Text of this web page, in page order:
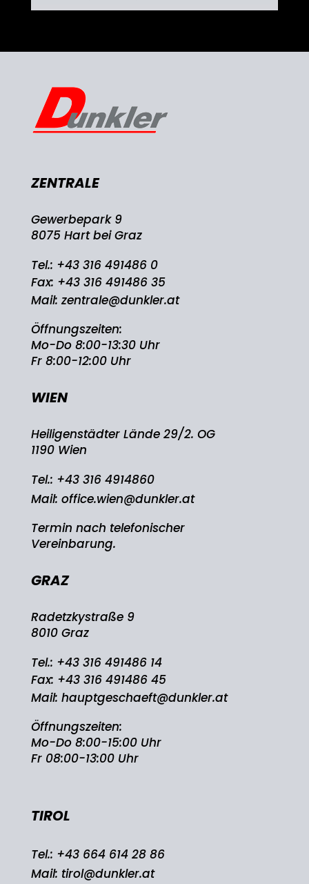
ZENTRALE
Gewerbepark 9
8075 Hart bei Graz
Tel.: +43 316 491486 0
Fax: +43 316 491486 35
Mail: zentrale@dunkler.at
Öffnungszeiten:
Mo-Do 8:00-13:30 Uhr
Fr 8:00-12:00 Uhr
WIEN
Heiligenstädter Lände 29/2. OG
1190 Wien
Tel.: +43 316 4914860
Mail: office.wien@dunkler.at
Termin nach telefonischer
Vereinbarung.
GRAZ
Radetzkystraße 9
8010 Graz
Tel.: +43 316 491486 14
Fax: +43 316 491486 45
Mail: hauptgeschaeft@dunkler.at
Öffnungszeiten:
Mo-Do 8:00-15:00 Uhr
Fr 08:00-13:00 Uhr
TIROL
Tel.: +43 664 614 28 86
Mail: tirol@dunkler.at